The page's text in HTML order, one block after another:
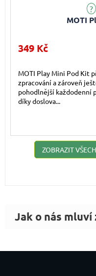
MOTI
Průměrné hodnocení
349 Kč
MOTI Play Mini Pod Kit
zpracování a zároveň
pohodlnější každodenní
díky doslova...
ZOBRAZIT